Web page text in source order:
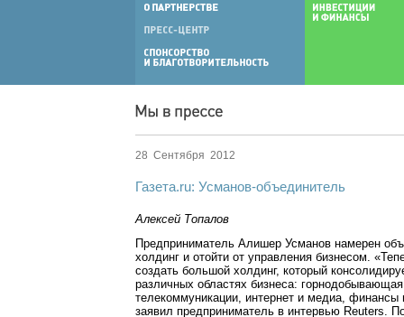
28 Сентября 2012
Газета.ru: Усманов-объединитель
Алексей Топалов
Предприниматель Алишер Усманов намерен
холдинг и отойти от управления бизнесом.
создать большой холдинг, который
различных областях бизнеса:
телекоммуникации, интернет и медиа, финансы
заявил предприниматель в интервью Reuters.